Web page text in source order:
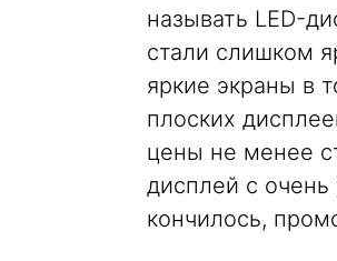
называть LED-
стали слишком
яркие экраны в
плоских
цены не менее
дисплей с
кончилось,